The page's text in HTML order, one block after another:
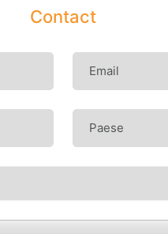
Contact